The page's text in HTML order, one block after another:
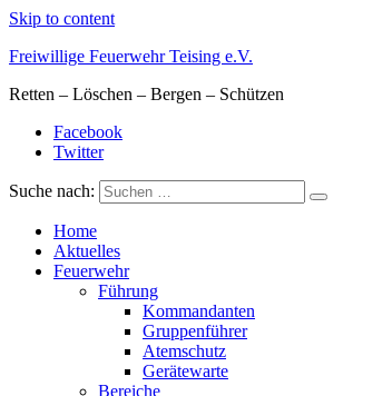
Skip to content
Freiwillige Feuerwehr Teising e.V.
Retten – Löschen – Bergen – Schützen
Facebook
Twitter
Suche nach:
Home
Aktuelles
Feuerwehr
Führung
Kommandanten
Gruppenführer
Atemschutz
Gerätewarte
Bereiche